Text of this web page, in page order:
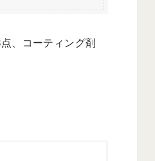
、コーティング剤